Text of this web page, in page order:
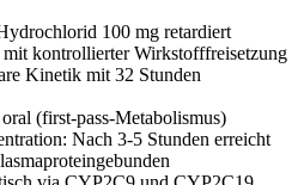
100 mg retardiert
kontrollierter Wirkstofffreisetzung
Kinetik mit 32 Stunden
(first-pass-Metabolismus)
Nach 3-5 Stunden erreicht